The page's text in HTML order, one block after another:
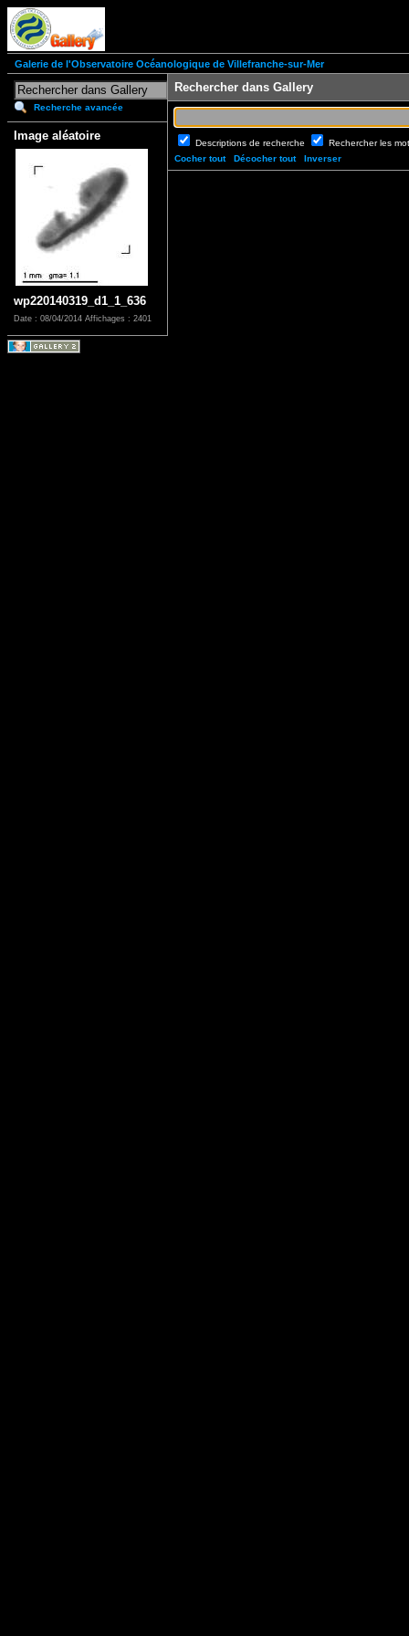
Galerie de l'Observatoire Océanologique de Villefranche-sur-Mer
Recherche avancée
Image aléatoire
wp220140319_d1_1_636
Date : 08/04/2014 Affichages : 2401
Rechercher dans Gallery
Descriptions de recherche
Rechercher les
Cocher tout
Décocher tout Inverser